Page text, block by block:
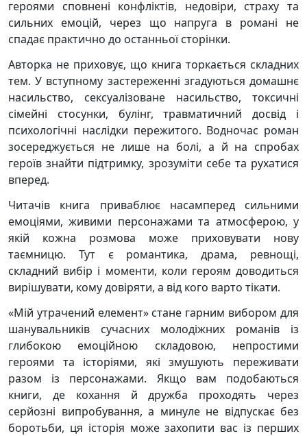
героями сповнені конфліктів, недовіри, страху та
сильних емоцій, через що напруга в романі не
спадає практично до останньої сторінки.
Авторка не приховує, що книга торкається складних
тем. У вступному застереженні згадуються домашнє
насильство, сексуалізоване насильство, токсичні
сімейні стосунки, булінг, травматичний досвід і
психологічні наслідки пережитого. Водночас роман
зосереджується не лише на болі, а й на спробах
героїв знайти підтримку, зрозуміти себе та рухатися
вперед.
Читачів книга приваблює насамперед сильними
емоціями, живими персонажами та атмосферою, у
якій кожна розмова може приховувати нову
таємницю. Тут є романтика, драма, ревнощі,
складний вибір і моменти, коли героям доводиться
вирішувати, кому довіряти, а від кого варто тікати.
«Мій утрачений елемент» стане гарним вибором для
шанувальників сучасних молодіжних романів із
глибокою емоційною складовою, непростими
героями та історіями, які змушують переживати
разом із персонажами. Якщо вам подобаються
книги, де кохання й дружба проходять через
серйозні випробування, а минуле не відпускає без
боротьби, ця історія може захопити вас із перших